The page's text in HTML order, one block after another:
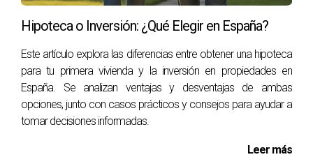
Hipoteca o Inversión: ¿Qué Elegir en España?
Este artículo explora las diferencias entre obtener una hipoteca
para tu primera vivienda y la inversión en propiedades en
España. Se analizan ventajas y desventajas de ambas
opciones, junto con casos prácticos y consejos para ayudar a
tomar decisiones informadas.
Leer más